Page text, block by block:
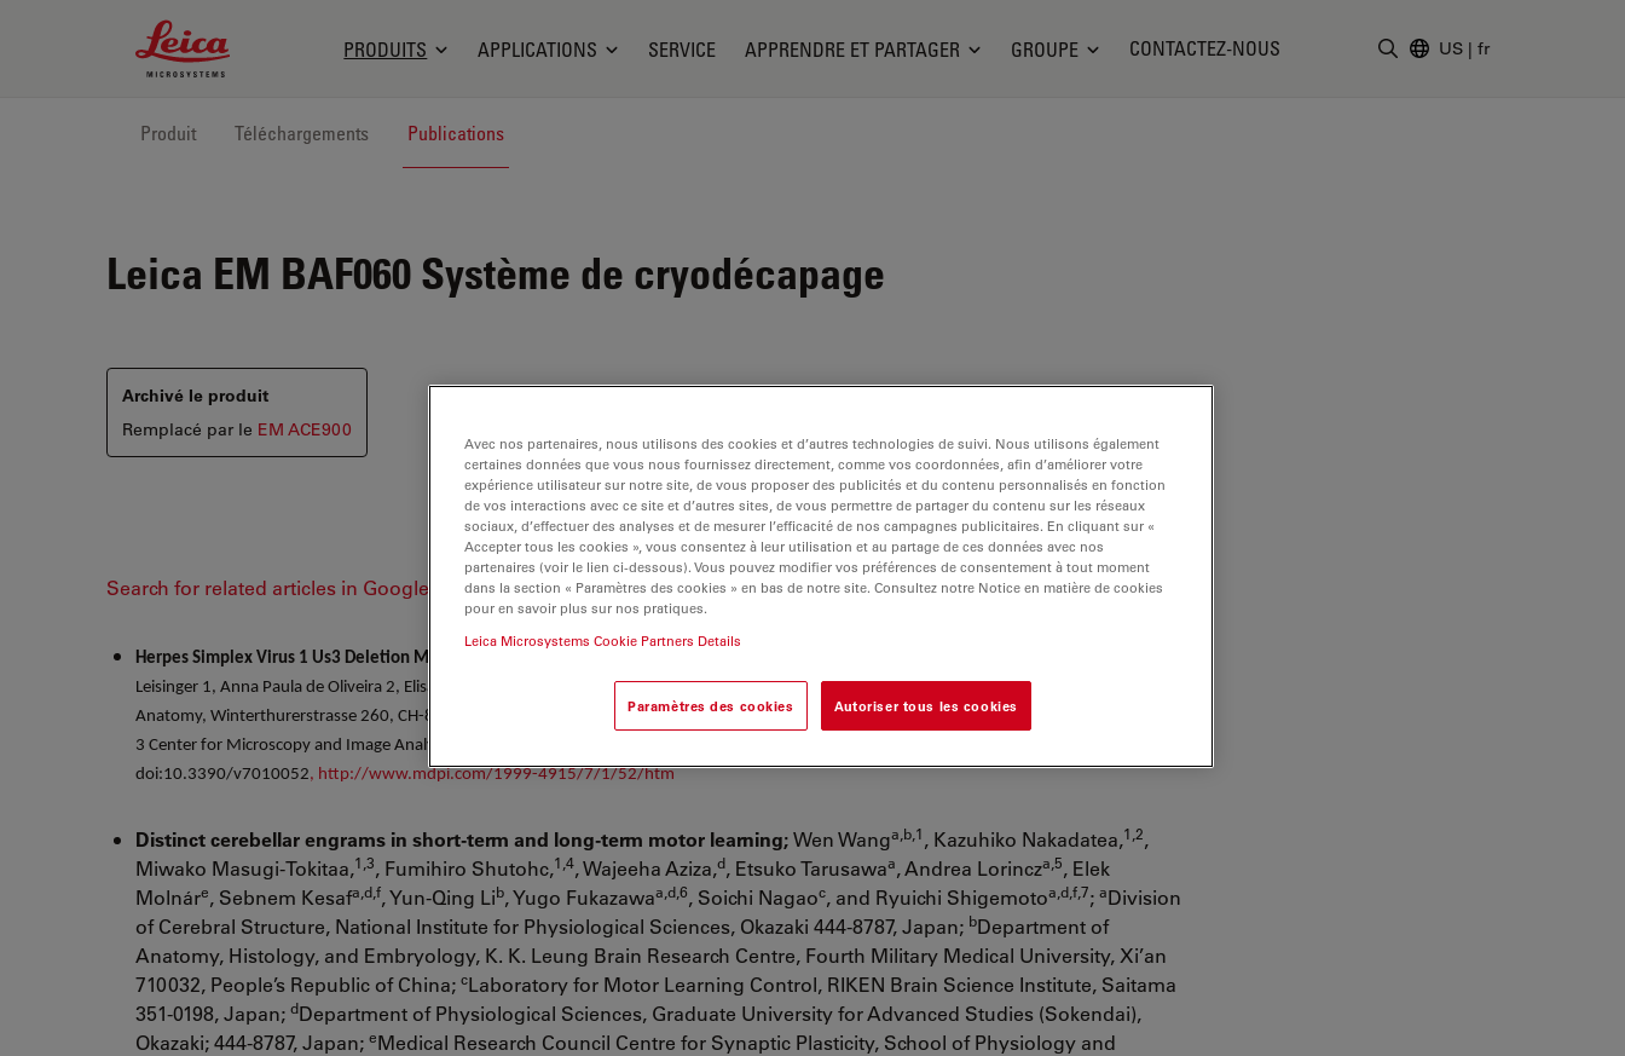
Leica Microsystems Logo
PRODUITS APPLICATIONS SERVICE APPRENDRE ET PARTAGER GROUPE CONTACTEZ-NOUS US | fr
Produit Téléchargements Publications
Leica EM BAF060 Système de cryodécapage
Archivé le produit
Remplacé par le EM ACE900
Search for related articles in Google Scholar
Herpes Simplex Virus 1 Us3 Deletion Mutant is Infective Despite Impaired Capsid Translocation to the Cytoplasm,
Leisinger 1, Anna Paula de Oliveira 2, Elisabeth M. Schraner 1,2, Andres Kaech 3, Mathias Ackermann 2 and Kurt Tobler 2 ; 1 Institute of Veterinar
Anatomy, Winterthurerstrasse 260, CH-8057 Zürich, Switzerland; 2 Institute of Virology, Winterthurerstrasse 266a, CH-8057 Zürich, Switzerland;
3 Center for Microscopy and Image Analysis, Winterthurerstrasse 190,CH-8057 Zürich, Switzerland; Viruses 2015, 7, 52-71;
doi:10.3390/v7010052, http://www.mdpi.com/1999-4915/7/1/52/htm
Distinct cerebellar engrams in short-term and long-term motor learning;Wen Wanga,b,1, Kazuhiko Nakadatea,1,2,
Miwako Masugi-Tokitaa,1,3, Fumihiro Shutohc,1,4, Wajeeha Aziza,d, Etsuko Tarusawaa, Andrea Lorincza,5, Elek
Molnáre, Sebnem Kesafa,d,f, Yun-Qing Lib, Yugo Fukazawaa,d,6, Soichi Nagaoc, and Ryuichi Shigemotoa,d,f,7; aDivision
of Cerebral Structure, National Institute for Physiological Sciences, Okazaki 444-8787, Japan; bDepartment of
Anatomy, Histology, and Embryology, K. K. Leung Brain Research Centre, Fourth Military Medical University, Xi’an
710032, People’s Republic of China; cLaboratory for Motor Learning Control, RIKEN Brain Science Institute, Saitama
351-0198, Japan; dDepartment of Physiological Sciences, Graduate University for Advanced Studies (Sokendai),
Okazaki; 444-8787, Japan; eMedical Research Council Centre for Synaptic Plasticity, School of Physiology and
Avec nos partenaires, nous utilisons des cookies et d’autres technologies de suivi. Nous utilisons également
certaines données que vous nous fournissez directement, comme vos coordonnées, afin d’améliorer votre
expérience utilisateur sur notre site, de vous proposer des publicités et du contenu personnalisés en fonction
de vos interactions avec ce site et d’autres sites, de vous permettre de partager du contenu sur les réseaux
sociaux, d’effectuer des analyses et de mesurer l’efficacité de nos campagnes publicitaires. En cliquant sur «
Accepter tous les cookies », vous consentez à leur utilisation et au partage de ces données avec nos
partenaires (voir le lien ci-dessous). Vous pouvez modifier vos préférences de consentement à tout moment
dans la section « Paramètres des cookies » en bas de notre site. Consultez notre Notice en matière de cookies
pour en savoir plus sur nos pratiques.
Leica Microsystems Cookie Partners Details
Paramètres des cookies Autoriser tous les cookies